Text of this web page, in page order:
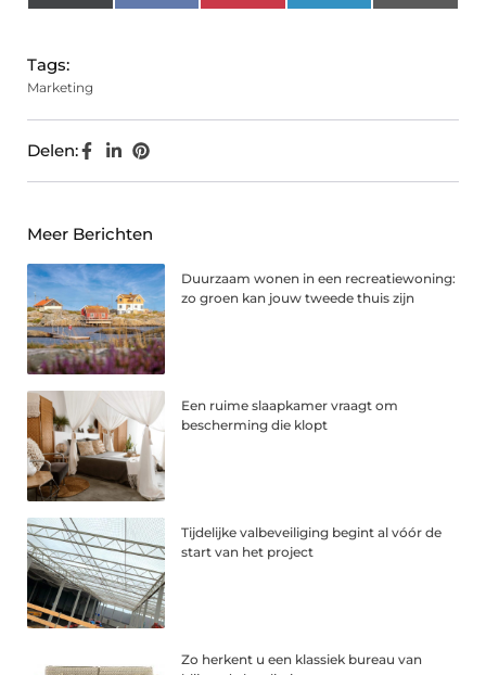
(Twitter)
Tags:
Marketing
Delen:
Meer Berichten
Duurzaam wonen in een recreatiewoning:
zo groen kan jouw tweede thuis zijn
Een ruime slaapkamer vraagt om
bescherming die klopt
Tijdelijke valbeveiliging begint al vóór de
start van het project
Zo herkent u een klassiek bureau van